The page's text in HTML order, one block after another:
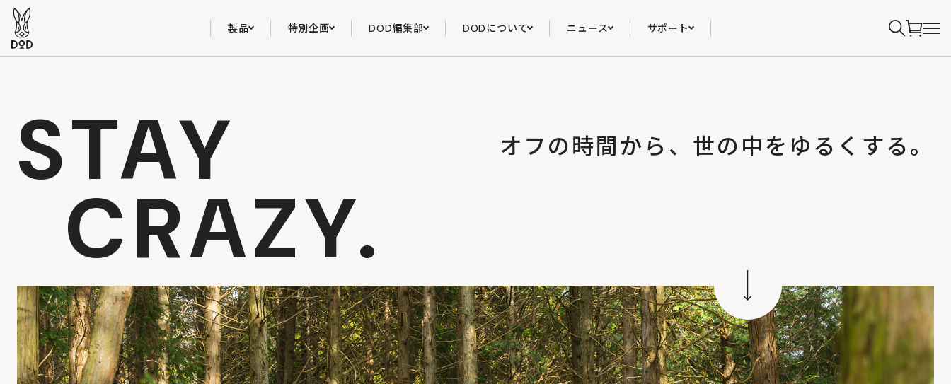
製品 特別企画 DOD編集部 DODについて ニュース サポート
STAY
CRAZY.
オフの時間から、世の中をゆるくする。